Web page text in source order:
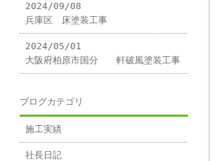
2024/09/08
兵庫区 床塗装工事
2024/05/01
大阪府柏原市国分 軒破風塗装工事
ブログカテゴリ
施工実績
社長日記